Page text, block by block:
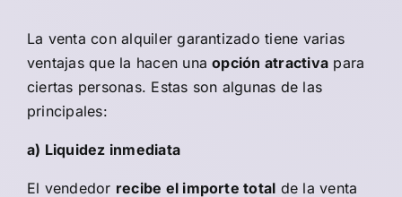
La venta con alquiler garantizado tiene varias
ventajas que la hacen unaopción atractiva para
ciertas personas. Estas son algunas de las
principales:
a) Liquidez inmediata
El vendedor recibe el importe total de la venta